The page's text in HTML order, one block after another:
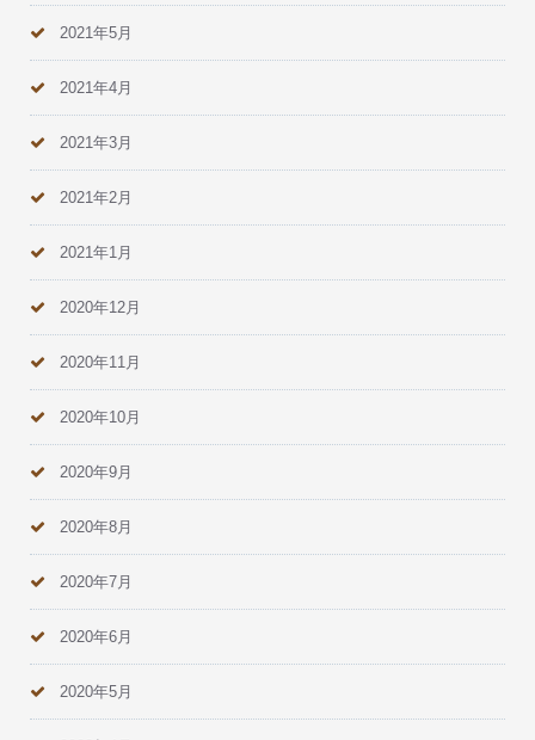
2021年5月
2021年4月
2021年3月
2021年2月
2021年1月
2020年12月
2020年11月
2020年10月
2020年9月
2020年8月
2020年7月
2020年6月
2020年5月